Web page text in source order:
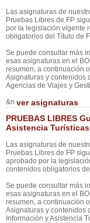
Las asignaturas de
Pruebas Libres de FP
por la legislación vigente
obligatorios del Título de
Se puede consultar más
esas asignaturas en el
resumen, a continuación
Asignaturas y contenidos
Agencias de Viajes y
&n ver asignaturas
PRUEBAS LIBRES
Asistencia Turísticas
Las asignaturas de
Pruebas Libres de FP
aprobado por la
contenidos obligatorios
Se puede consultar más
esas asignaturas en el
resumen, a continuación
Asignaturas y contenidos
Información y Asistencia